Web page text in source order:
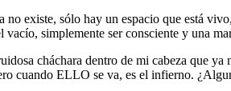
existe, sólo hay un espacio que está
simplemente ser consciente y una
cháchara dentro de mi cabeza que
cuando ELLO se va, es el infierno.